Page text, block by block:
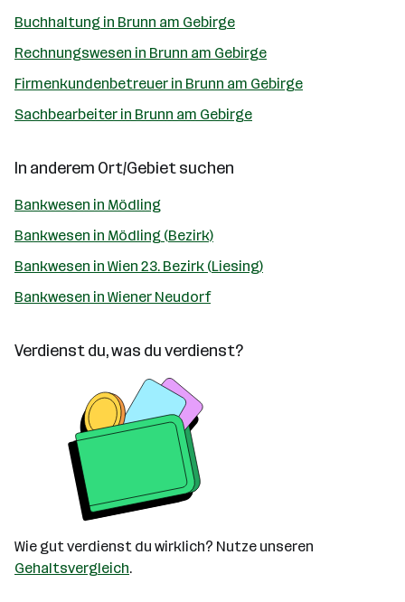
Buchhaltung in Brunn am Gebirge
Rechnungswesen in Brunn am Gebirge
Firmenkundenbetreuer in Brunn am Gebirge
Sachbearbeiter in Brunn am Gebirge
In anderem Ort/Gebiet suchen
Bankwesen in Mödling
Bankwesen in Mödling (Bezirk)
Bankwesen in Wien 23. Bezirk (Liesing)
Bankwesen in Wiener Neudorf
Verdienst du, was du verdienst?
Wie gut verdienst du wirklich? Nutze unseren
Gehaltsvergleich.